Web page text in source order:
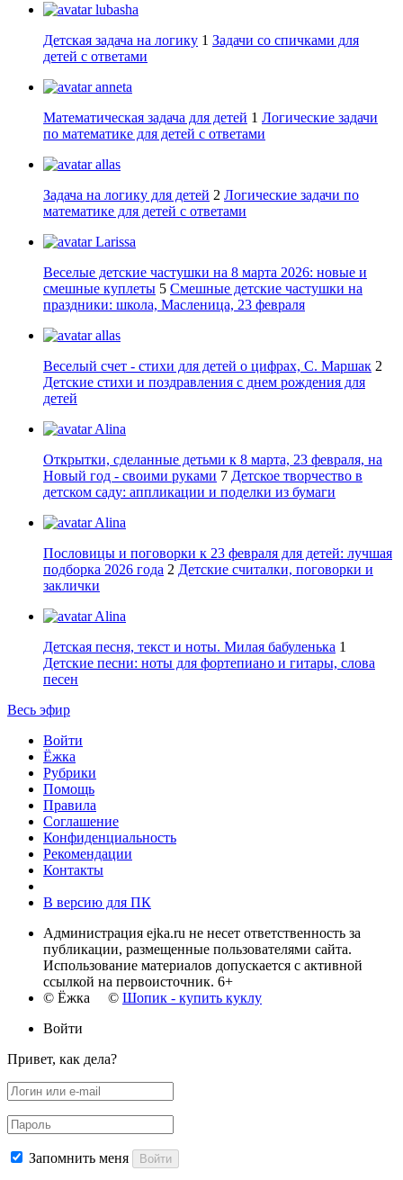
lubasha
Детская задача на логику 1 Задачи со спичками для
детей с ответами
anneta
Математическая задача для детей 1 Логические задачи
по математике для детей с ответами
allas
Задача на логику для детей 2 Логические задачи по
математике для детей с ответами
Larissa
Веселые детские частушки на 8 марта 2026: новые и
смешные куплеты 5 Смешные детские частушки на
праздники: школа, Масленица, 23 февраля
allas
Веселый счет - стихи для детей о цифрах, С. Маршак 2
Детские стихи и поздравления с днем рождения для
детей
Alina
Открытки, сделанные детьми к 8 марта, 23 февраля, на
Новый год - своими руками 7 Детское творчество в
детском саду: аппликации и поделки из бумаги
Alina
Пословицы и поговорки к 23 февраля для детей: лучшая
подборка 2026 года 2 Детские считалки, поговорки и
заклички
Alina
Детская песня, текст и ноты. Милая бабуленька 1
Детские песни: ноты для фортепиано и гитары, слова
песен
Весь эфир
Войти
Ёжка
Рубрики
Помощь
Правила
Соглашение
Конфиденциальность
Рекомендации
Контакты
В версию для ПК
Администрация ejka.ru не несет ответственность за
публикации, размещенные пользователями сайта.
Использование материалов допускается с активной
ссылкой на первоисточник. 6+
© Ёжка © Шопик - купить куклу
Войти
Привет, как дела?
Запомнить меня Войти